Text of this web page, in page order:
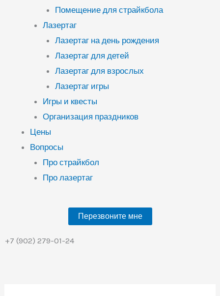
Помещение для страйкбола
Лазертаг
Лазертаг на день рождения
Лазертаг для детей
Лазертаг для взрослых
Лазертаг игры
Игры и квесты
Организация праздников
Цены
Вопросы
Про страйкбол
Про лазертаг
Перезвоните мне
+7 (902) 279-01-24